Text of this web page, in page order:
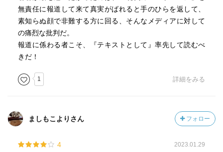
ないから。映画では彼らに出演を断られましたが、今作は
佐村河内さんのドキュメンタリーであってジャーナリズム
ではないので、僕は必要ないと思いました。まあもっと直
截に言えば、興味がないから撮りません。」
http://getnews.jp/archives/1466205
神山氏は先のブログでの批評にて次のように締める。
あるのだけれど。」
酷さを被っているのは佐村河内氏とその妻香であるように
無責任に報道して来て真実がばれると手のひらを返して、
素知らぬ顔で非難する方に回る、そんなメディアに対して
の痛烈な批判だ。
報道に係わる者こそ、『テキストとして』率先して読むべ
きだ！
1 詳細をみる
ましもこよりさん フォロー
4 2023.01.29